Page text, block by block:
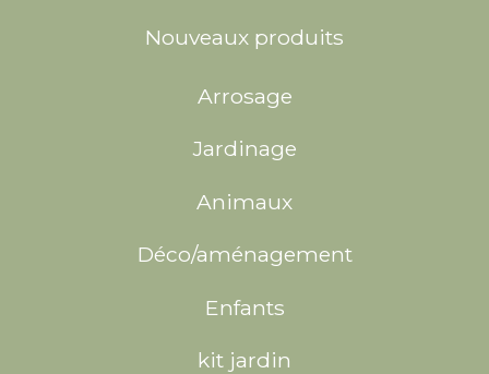
Nouveaux produits
Arrosage
Jardinage
Animaux
Déco/aménagement
Enfants
kit jardin